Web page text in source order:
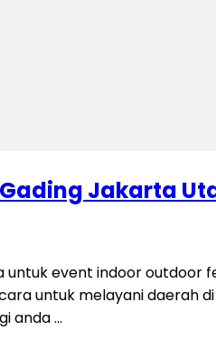
Jakarta
event indoor
untuk melayani daerah
anda …